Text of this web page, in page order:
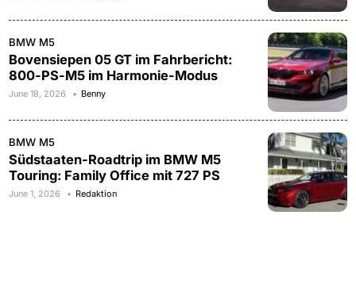
BMW M5
Bovensiepen 05 GT im Fahrbericht:
800-PS-M5 im Harmonie-Modus
June 18, 2026 Benny
BMW M5
Südstaaten-Roadtrip im BMW M5
Touring: Family Office mit 727 PS
June 1, 2026 Redaktion